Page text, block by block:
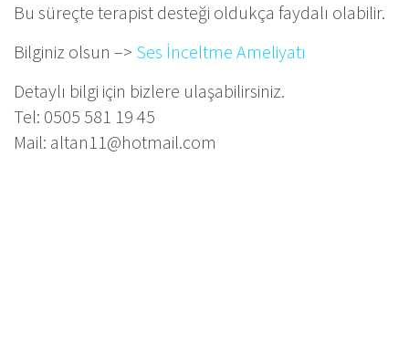
Bu süreçte terapist desteği oldukça faydalı olabilir.
Bilginiz olsun –> Ses İnceltme Ameliyatı
Detaylı bilgi için bizlere ulaşabilirsiniz.
Tel: 0505 581 19 45
Mail: altan11@hotmail.com